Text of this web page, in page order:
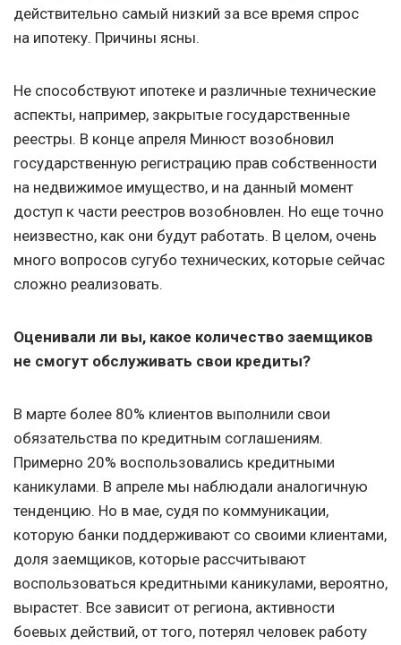
действительно самый низкий за все время спрос
на ипотеку. Причины ясны.
Не способствуют ипотеке и различные технические
аспекты, например, закрытые государственные
реестры. В конце апреля Минюст возобновил
государственную регистрацию прав собственности
на недвижимое имущество, и на данный момент
доступ к части реестров возобновлен. Но еще точно
неизвестно, как они будут работать. В целом, очень
много вопросов сугубо технических, которые сейчас
сложно реализовать.
Оценивали ли вы, какое количество заемщиков
не смогут обслуживать свои кредиты?
В марте более 80% клиентов выполнили свои
обязательства по кредитным соглашениям.
Примерно 20% воспользовались кредитными
каникулами. В апреле мы наблюдали аналогичную
тенденцию. Но в мае, судя по коммуникации,
которую банки поддерживают со своими клиентами,
доля заемщиков, которые рассчитывают
воспользоваться кредитными каникулами, вероятно,
вырастет. Все зависит от региона, активности
боевых действий, от того, потерял человек работу